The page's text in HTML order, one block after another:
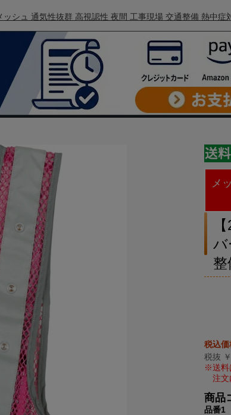
シュ 通気性抜群 高視認性 夜間 工事現場 交通整備 熱中症
メ
バ
整
税抜
商品
品番1